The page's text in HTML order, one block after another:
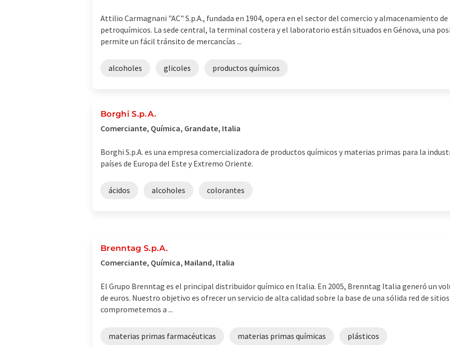
Attilio Carmagnani "AC" S.p.A., fundada en 1904, opera en el sector del comercio y almacenamiento
petroquímicos. La sede central, la terminal costera y el laboratorio están situados en Génova, una
permite un fácil tránsito de mercancías ...
alcoholes glicoles productos químicos
Borghi S.p.A.
Comerciante, Química, Grandate, Italia
Borghi S.p.A. es una empresa comercializadora de productos químicos y materias primas para la
países de Europa del Este y Extremo Oriente.
ácidos alcoholes colorantes
Brenntag S.p.A.
Comerciante, Química, Mailand, Italia
El Grupo Brenntag es el principal distribuidor químico en Italia. En 2005, Brenntag Italia generó un
de euros. Nuestro objetivo es ofrecer un servicio de alta calidad sobre la base de una sólida red de
comprometemos a ...
materias primas farmacéuticas materias primas químicas plásticos